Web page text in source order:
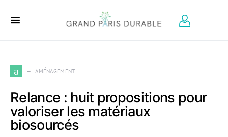
a AMÉNAGEMENT
Relance : huit propositions pour
valoriser les matériaux
biosourcés